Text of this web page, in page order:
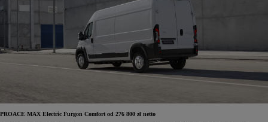
PROACE MAX Electric Furgon Comfort od 276 800 zł netto